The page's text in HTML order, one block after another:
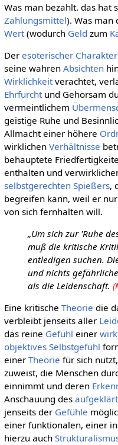
Was man bezahlt. das hat
Zahlungsmittel). Was man
Wert(wodurch Geld zum
Der esoterischer Charakter
seine wahren Absichten
Wirklichkeitverachtet,
Ehrfurchtund Gehorsam
vermeintlichem
geistige Ruhe und
Allmacht einer höhere
wirklichen Verhältnisse
behauptete
enthalten und
selbstgerechten Spießers,
begreifen kann, weil er
von sich fernhalten will.
„Um sich zur 'Ruhe
muß die kritische
entledigen suchen.
und nichts
als die Leidenschaft.
Eine kritische Theorie die
verbleibt jenseits aller
das reine Gefühl einer
objektives Selbstgefühl
einer Theorie für sich
zuweist, die Menschen
einnimmt und deren
Anschauung des
jenseits der Gefühle
einer funktionalen, einer
hierzu auch